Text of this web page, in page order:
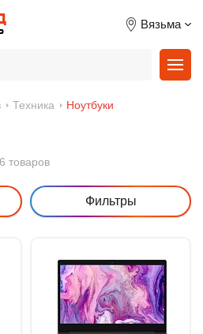
Вязьма
Техника Ноутбуки
товаров
Фильтры